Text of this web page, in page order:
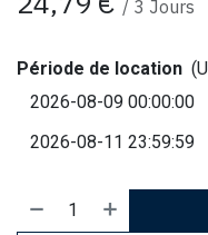
/ 3 Jours
Période de location